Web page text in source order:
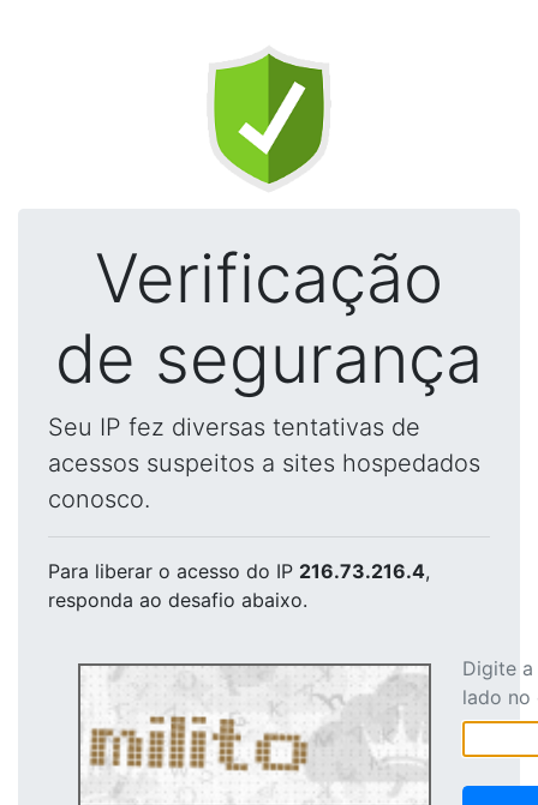
Verificação
de segurança
Seu IP fez diversas tentativas de
acessos suspeitos a sites hospedados
conosco.
Para liberar o acesso do IP 216.73.216.4,
responda ao desafio abaixo.
Digite
lado no